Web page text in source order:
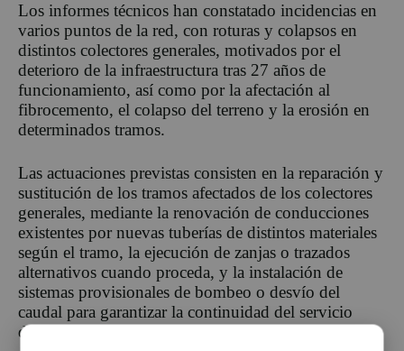
Los informes técnicos han constatado incidencias en
varios puntos de la red, con roturas y colapsos en
distintos colectores generales, motivados por el
deterioro de la infraestructura tras 27 años de
funcionamiento, así como por la afectación al
fibrocemento, el colapso del terreno y la erosión en
determinados tramos.
Las actuaciones previstas consisten en la reparación y
sustitución de los tramos afectados de los colectores
generales, mediante la renovación de conducciones
existentes por nuevas tuberías de distintos materiales
según el tramo, la ejecución de zanjas o trazados
alternativos cuando proceda, y la instalación de
sistemas provisionales de bombeo o desvío del
caudal para garantizar la continuidad del servicio
durante la ejecución de los trabajos.